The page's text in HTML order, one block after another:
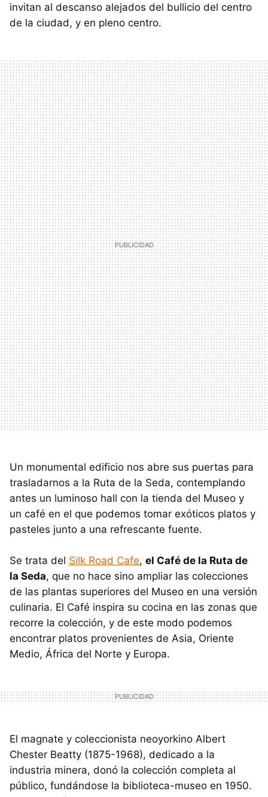
invitan al descanso alejados del bullicio del centro
de la ciudad, y en pleno centro.
Un monumental edificio nos abre sus puertas para
trasladarnos a la Ruta de la Seda, contemplando
antes un luminoso hall con la tienda del Museo y
un café en el que podemos tomar exóticos platos y
pasteles junto a una refrescante fuente.
Se trata del Silk Road Cafe, el Café de la Ruta de
la Seda, que no hace sino ampliar las colecciones
de las plantas superiores del Museo en una versión
culinaria. El Café inspira su cocina en las zonas que
recorre la colección, y de este modo podemos
encontrar platos provenientes de Asia, Oriente
Medio, África del Norte y Europa.
El magnate y coleccionista neoyorkino Albert
Chester Beatty (1875-1968), dedicado a la
industria minera, donó la colección completa al
público, fundándose la biblioteca-museo en 1950.